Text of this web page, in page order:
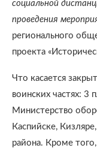
социальной
проведения
регионального
проекта
Что касается
воинских частях: 3
Министерство
Каспийске,
района. Кроме